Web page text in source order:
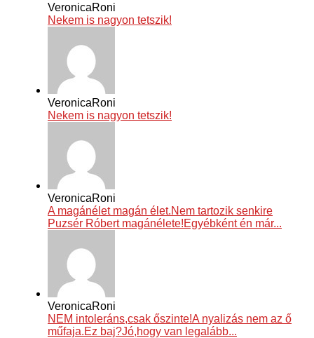
VeronicaRoni
Nekem is nagyon tetszik!
VeronicaRoni
Nekem is nagyon tetszik!
VeronicaRoni
A magánélet magán élet.Nem tartozik senkire
Puzsér Róbert magánélete!Egyébként én már...
VeronicaRoni
NEM intoleráns,csak őszinte!A nyalizás nem az ő
műfaja.Ez baj?Jó,hogy van legalább...